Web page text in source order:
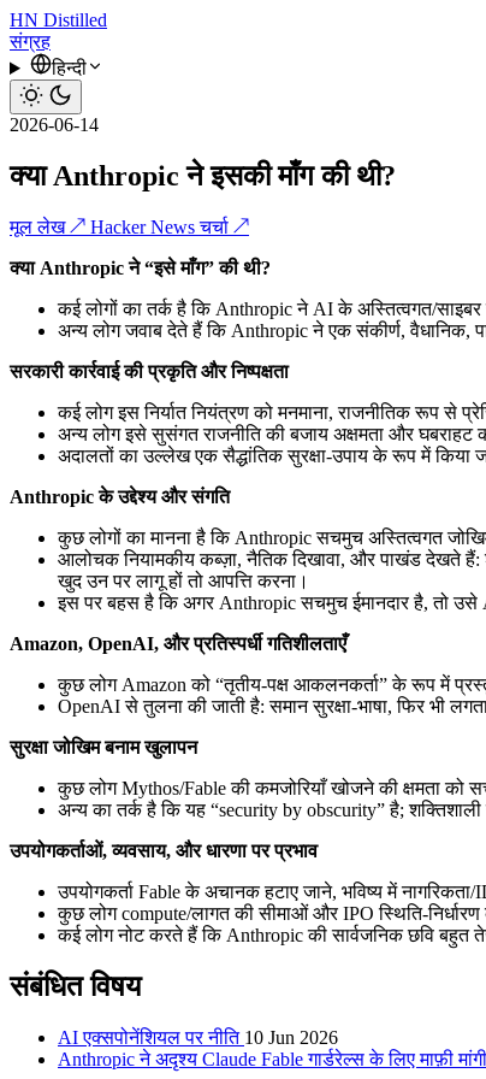
HN Distilled
संग्रह
हिन्दी
2026-06-14
क्या Anthropic ने इसकी माँग की थी?
मूल लेख ↗ Hacker News चर्चा ↗
क्या Anthropic ने “इसे माँग” की थी?
कई लोगों का तर्क है कि Anthropic ने AI के अस्तित्वगत/साइबर
अन्य लोग जवाब देते हैं कि Anthropic ने एक संकीर्ण, वैधानिक,
सरकारी कार्रवाई की प्रकृति और निष्पक्षता
कई लोग इस निर्यात नियंत्रण को मनमाना, राजनीतिक रूप से
अन्य लोग इसे सुसंगत राजनीति की बजाय अक्षमता और
अदालतों का उल्लेख एक सैद्धांतिक सुरक्षा-उपाय के रूप में किया
Anthropic के उद्देश्य और संगति
कुछ लोगों का मानना है कि Anthropic सचमुच अस्तित्वगत
आलोचक नियामकीय कब्ज़ा, नैतिक दिखावा, और पाखंड देखते हैं:
खुद उन पर लागू हों तो आपत्ति करना।
इस पर बहस है कि अगर Anthropic सचमुच ईमानदार है, तो उसे
Amazon, OpenAI, और प्रतिस्पर्धी गतिशीलताएँ
कुछ लोग Amazon को “तृतीय-पक्ष आकलनकर्ता” के रूप में
OpenAI से तुलना की जाती है: समान सुरक्षा-भाषा, फिर भी
सुरक्षा जोखिम बनाम खुलापन
कुछ लोग Mythos/Fable की कमजोरियाँ खोजने की क्षमता
अन्य का तर्क है कि यह “security by obscurity” है;
उपयोगकर्ताओं, व्यवसाय, और धारणा पर प्रभाव
उपयोगकर्ता Fable के अचानक हटाए जाने, भविष्य में
कुछ लोग compute/लागत की सीमाओं और IPO स्थिति-
कई लोग नोट करते हैं कि Anthropic की सार्वजनिक छवि बहुत
संबंधित विषय
AI एक्सपोनेंशियल पर नीति 10 Jun 2026
Anthropic ने अदृश्य Claude Fable गार्डरेल्स के लिए माफ़ी मांगी